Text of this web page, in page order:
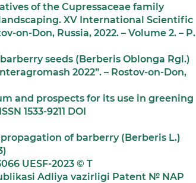
of the Cupressaceae family
XV International Scientific
on-Don, Russia, 2022. – Volume 2. – P.
seeds (Berberis Oblonga Rgl.)
2022”. – Rostov-on-Don,
and prospects for its use in greening
1533-9211 DOI
of barberry (Berberis L.)
UESF-2023 © T
Adliya vazirligi Patent № NAP